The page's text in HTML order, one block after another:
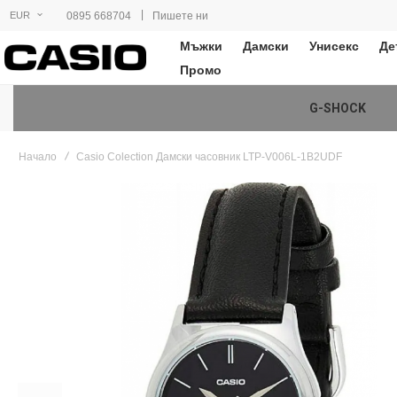
EUR 0895 668704 | Пишете ни
Мъжки Дамски Унисекс
Промо
G-SHOCK
Начало Casio Colection Дамски часовник LTP-V006L-1B2UDF